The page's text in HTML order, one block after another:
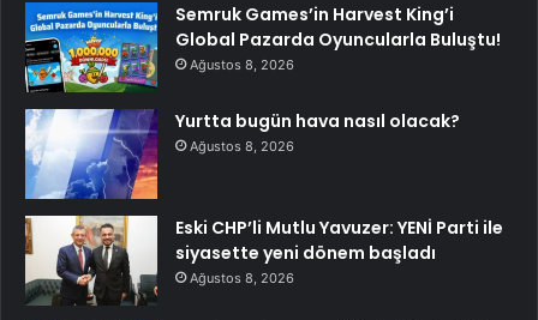
Semruk Games’in Harvest King’i
Global Pazarda Oyuncularla Buluştu!
Ağustos 8, 2026
Yurtta bugün hava nasıl olacak?
Ağustos 8, 2026
Eski CHP’li Mutlu Yavuzer: YENİ Parti ile
siyasette yeni dönem başladı
Ağustos 8, 2026